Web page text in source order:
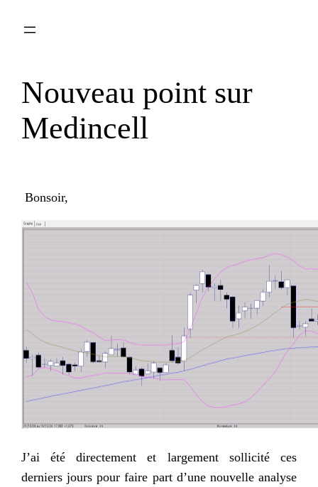
Nouveau point sur
Medincell
Bonsoir,
J’ai été directement et largement sollicité ces
derniers jours pour faire part d’une nouvelle analyse